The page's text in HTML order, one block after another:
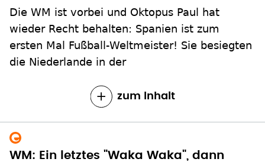
Die WM ist vorbei und Oktopus Paul hat
wieder Recht behalten: Spanien ist zum
ersten Mal Fußball-Weltmeister! Sie besiegten
die Niederlande in der
zum Inhalt
WM: Ein letztes "Waka Waka", dann